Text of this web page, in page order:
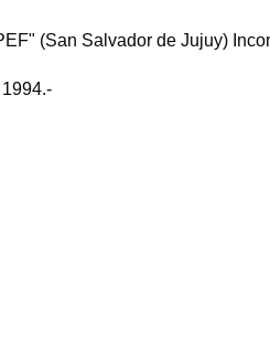
(San Salvador de Jujuy)